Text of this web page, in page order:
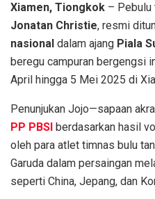
Xiamen, Tiongkok – Pebulu
Jonatan Christie, resmi
nasional dalam ajang Piala
beregu campuran bergengsi
April hingga 5 Mei 2025 di
Penunjukan Jojo—sapaan
PP PBSI berdasarkan hasil
oleh para atlet timnas bulu
Garuda dalam persaingan
seperti China, Jepang, dan